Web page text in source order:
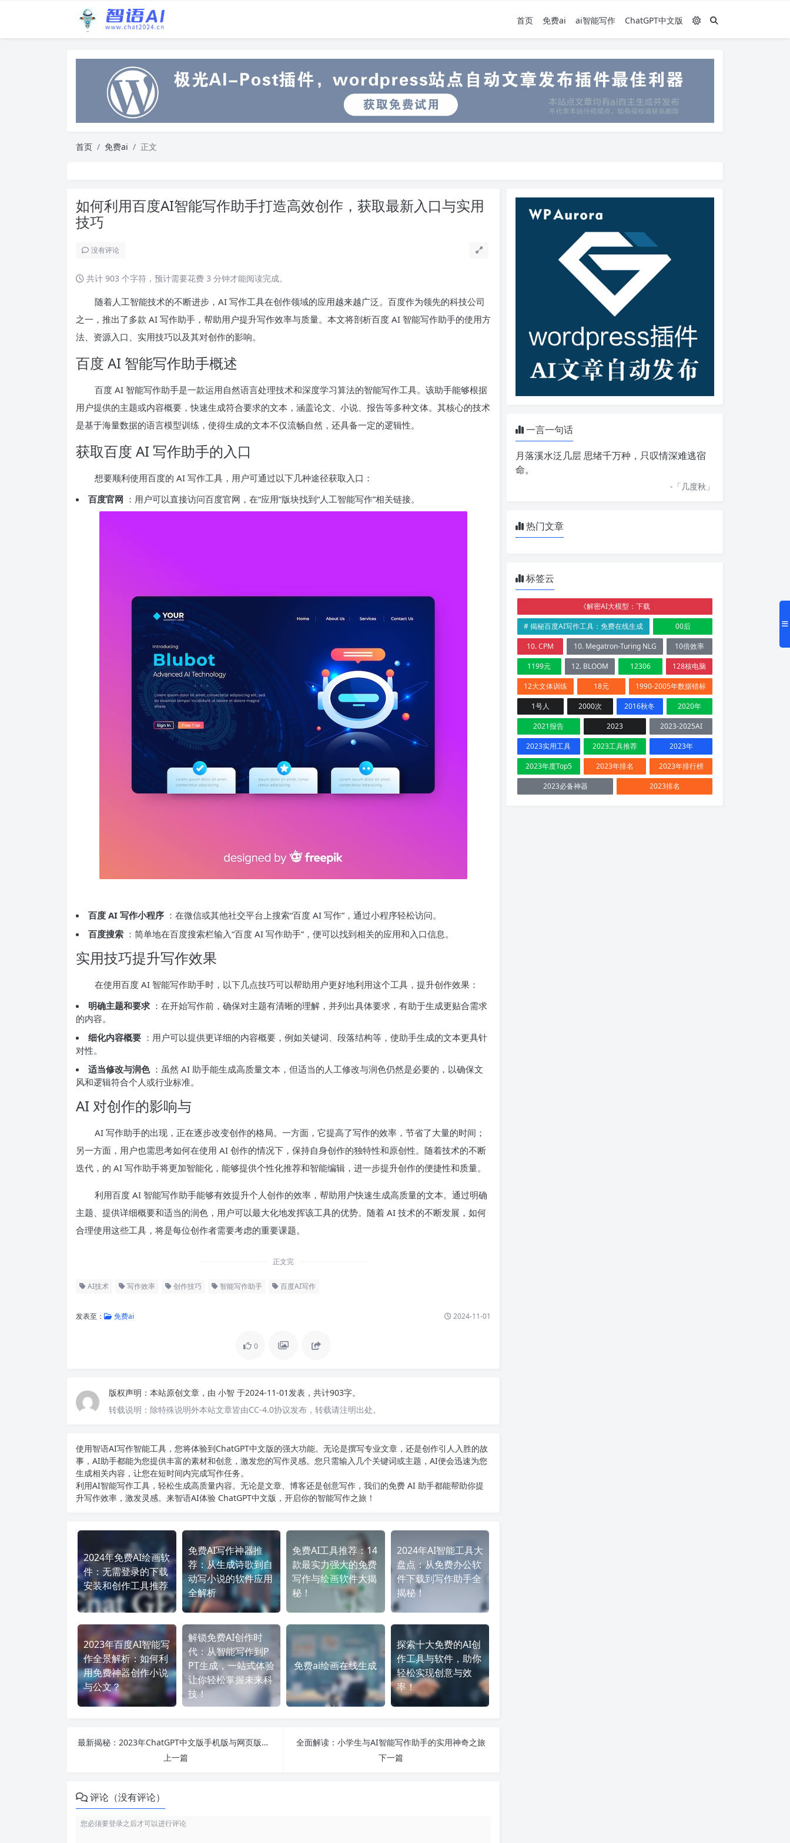
首页 免费ai ai智能写作 ChatGPT中文版
首页 免费ai 正文
如何利用百度AI智能写作助手打造高效创作，获取最新入口与实用
技巧
没有评论
共计 903 个字符，预计需要花费 3 分钟才能阅读完成。
随着人工智能技术的不断进步，AI 写作工具在创作领域的应用越来越广泛。百度作为领先的科技公司
之一，推出了多款 AI 写作助手，帮助用户提升写作效率与质量。本文将剖析百度 AI 智能写作助手的使用方
法、资源入口、实用技巧以及其对创作的影响。
百度 AI 智能写作助手概述
百度 AI 智能写作助手是一款运用自然语言处理技术和深度学习算法的智能写作工具。该助手能够根据
用户提供的主题或内容概要，快速生成符合要求的文本，涵盖论文、小说、报告等多种文体。其核心的技术
是基于海量数据的语言模型训练，使得生成的文本不仅流畅自然，还具备一定的逻辑性。
获取百度 AI 写作助手的入口
想要顺利使用百度的 AI 写作工具，用户可通过以下几种途径获取入口：
百度官网 ：用户可以直接访问百度官网，在“应用”版块找到“人工智能写作”相关链接。
百度 AI 写作小程序 ：在微信或其他社交平台上搜索“百度 AI 写作”，通过小程序轻松访问。
百度搜索 ：简单地在百度搜索栏输入“百度 AI 写作助手”，便可以找到相关的应用和入口信息。
实用技巧提升写作效果
在使用百度 AI 智能写作助手时，以下几点技巧可以帮助用户更好地利用这个工具，提升创作效果：
明确主题和要求 ：在开始写作前，确保对主题有清晰的理解，并列出具体要求，有助于生成更贴合需求
的内容。
细化内容概要 ：用户可以提供更详细的内容概要，例如关键词、段落结构等，使助手生成的文本更具针
对性。
适当修改与润色 ：虽然 AI 助手能生成高质量文本，但适当的人工修改与润色仍然是必要的，以确保文
风和逻辑符合个人或行业标准。
AI 对创作的影响与
AI 写作助手的出现，正在逐步改变创作的格局。一方面，它提高了写作的效率，节省了大量的时间；
另一方面，用户也需思考如何在使用 AI 创作的情况下，保持自身创作的独特性和原创性。随着技术的不断
迭代，的 AI 写作助手将更加智能化，能够提供个性化推荐和智能编辑，进一步提升创作的便捷性和质量。
利用百度 AI 智能写作助手能够有效提升个人创作的效率，帮助用户快速生成高质量的文本。通过明确
主题、提供详细概要和适当的润色，用户可以最大化地发挥该工具的优势。随着 AI 技术的不断发展，如何
合理使用这些工具，将是每位创作者需要考虑的重要课题。
正文完
AI技术 写作效率 创作技巧 智能写作助手 百度AI写作
发表至： 免费ai 2024-11-01
0
版权声明： 本站原创文章，由 小智 于2024-11-01发表，共计903字。
转载说明： 除特殊说明外本站文章皆由CC-4.0协议发布，转载请注明出处。
使用智语AI写作智能工具，您将体验到ChatGPT中文版的强大功能。无论是撰写专业文章，还是创作引人入胜的故
事，AI助手都能为您提供丰富的素材和创意，激发您的写作灵感。您只需输入几个关键词或主题，AI便会迅速为您
生成相关内容，让您在短时间内完成写作任务。
利用AI智能写作工具，轻松生成高质量内容。无论是文章、博客还是创意写作，我们的免费 AI 助手都能帮助你提
升写作效率，激发灵感。来智语AI体验 ChatGPT中文版 ，开启你的智能写作之旅！
2024年免费AI绘画软
件：无需登录的下载
安装和创作工具推荐
免费AI写作神器推
荐：从生成诗歌到自
动写小说的软件应用
全解析
免费AI工具推荐：14
款最实力强大的免费
写作与绘画软件大揭
秘！
2024年AI智能工具大
盘点：从免费办公软
件下载到写作助手全
揭秘！
2023年百度AI智能写
作全景解析：如何利
用免费神器创作小说
与公文？
解锁免费AI创作时
代：从智能写作到P
PT生成，一站式体验
让你轻松掌握未来科
技！
免费ai绘画在线生成
探索十大免费的AI创
作工具与软件，助你
轻松实现创意与效
率！
最新揭秘：2023年ChatGPT中文版手机版与网页版的全面功能对比及使用指南
上一篇
全面解读：小学生与AI智能写作助手的实用神奇之旅
下一篇
评论（没有评论）
一言一句话
月落溪水泛几层 思绪千万种，只叹情深难逃宿
命。
-「几度秋 」
热门文章
标签云
《解密AI大模型：下载
# 揭秘百度AI写作工具：免费在线生成
00后
10. CPM
10. Megatron-Turing NLG
10倍效率
1199元
12. BLOOM 12306
128核电脑
12大文体训练
18元
1990-2005年数据错标
1号人
2000次 2016秋冬
2020年
2021报告
2023
2023-2025AI
2023实用工具
2023工具推荐
2023年
2023年度Top5
2023年排名
2023年排行榜
2023必备神器
2023排名